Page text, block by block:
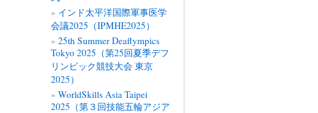
インド太平洋国際軍事医学
会議2025（IPMHE2025）
25th Summer Deaflympics
Tokyo 2025（第25回夏季デフ
リンピック競技大会 東京
2025）
WorldSkills Asia Taipei
2025（第３回技能五輪アジア